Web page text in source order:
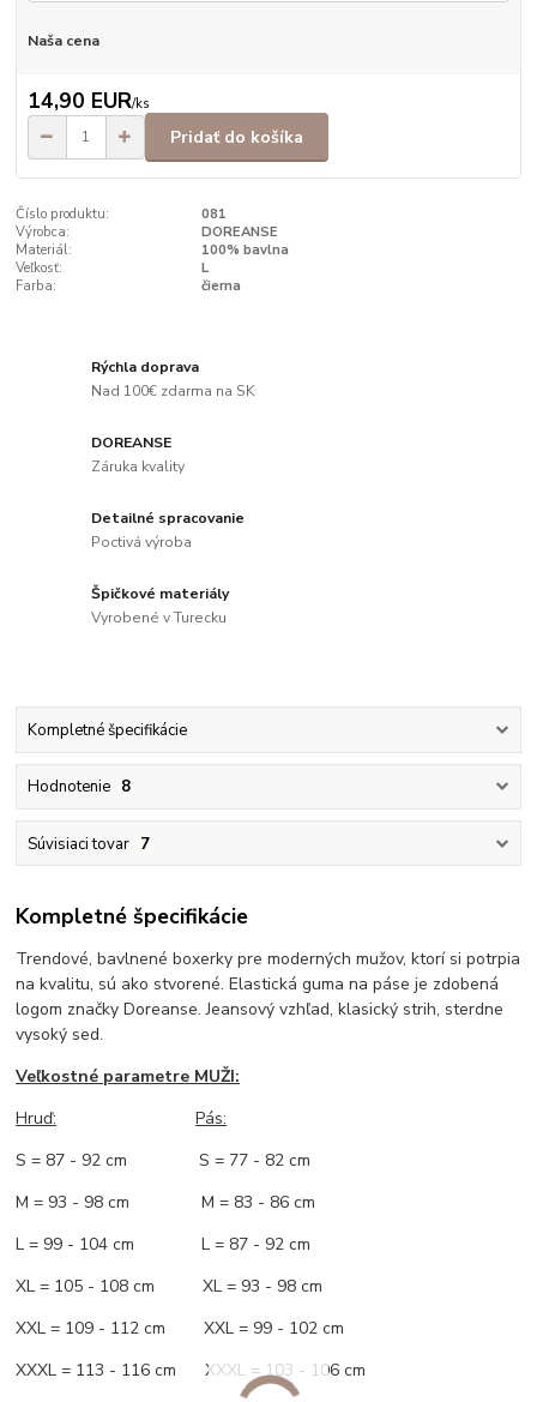
Naša cena
14,90 EUR/ks
Pridať do košíka
Číslo produktu:
081
Výrobca:
DOREANSE
Materiál:
100% bavlna
Veľkosť:
L
Farba:
čierna
Rýchla doprava
Nad 100€ zdarma na SK
DOREANSE
Záruka kvality
Detailné spracovanie
Poctivá výroba
Špičkové materiály
Vyrobené v Turecku
Kompletné špecifikácie
Hodnotenie 8
Súvisiaci tovar 7
Kompletné špecifikácie
Trendové, bavlnené boxerky pre moderných mužov, ktorí si potrpia
na kvalitu, sú ako stvorené. Elastická guma na páse je zdobená
logom značky Doreanse. Jeansový vzhľad, klasický strih, sterdne
vysoký sed.
Veľkostné parametre MUŽI:
Hruď:
Pás:
S = 87 - 92 cm S = 77 - 82 cm
M = 93 - 98 cm M = 83 - 86 cm
L = 99 - 104 cm L = 87 - 92 cm
XL = 105 - 108 cm XL = 93 - 98 cm
XXL = 109 - 112 cm XXL = 99 - 102 cm
XXXL = 113 - 116 cm XXXL = 103 - 106 cm